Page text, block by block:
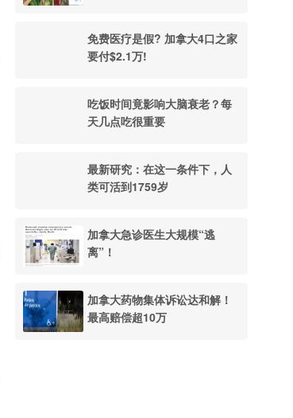
免费医疗是假? 加拿大4口之家
要付$2.1万!
吃饭时间竟影响大脑衰老？每
天几点吃很重要
最新研究：在这一条件下，人
类可活到1759岁
加拿大急诊医生大规模“逃
离”！
加拿大药物集体诉讼达和解！
最高赔偿超10万